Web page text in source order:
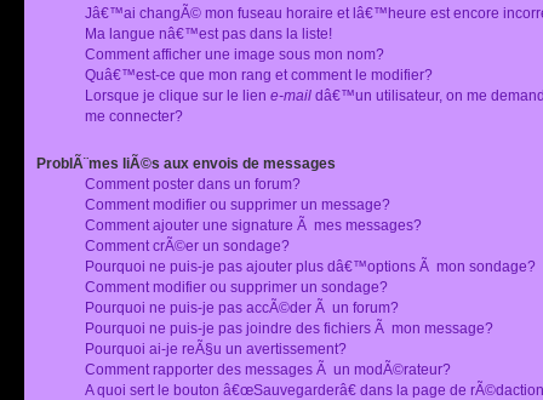
Jâ€™ai changÃ© mon fuseau horaire et lâ€™heure est encore
Ma langue nâ€™est pas dans la liste!
Comment afficher une image sous mon nom?
Quâ€™est-ce que mon rang et comment le modifier?
Lorsque je clique sur le lien e-mail dâ€™un utilisateur, on me
me connecter?
ProblÃ¨mes liÃ©s aux envois de messages
Comment poster dans un forum?
Comment modifier ou supprimer un message?
Comment ajouter une signature Ã mes messages?
Comment crÃ©er un sondage?
Pourquoi ne puis-je pas ajouter plus dâ€™options Ã mon sondage?
Comment modifier ou supprimer un sondage?
Pourquoi ne puis-je pas accÃ©der Ã un forum?
Pourquoi ne puis-je pas joindre des fichiers Ã mon message?
Pourquoi ai-je reÃ§u un avertissement?
Comment rapporter des messages Ã un modÃ©rateur?
A quoi sert le bouton â€œSauvegarderâ€ dans la page de